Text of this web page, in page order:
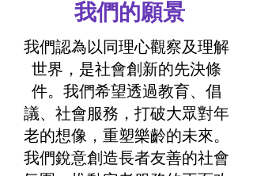
​我們的願景
我們認為以同理心觀察及理解
世界，是社會創新的先決條
件。我們希望透過教育、倡
議、社會服務，打破大眾對年
老的想像，重塑樂齡的未來。
我們銳意創造長者友善的社會